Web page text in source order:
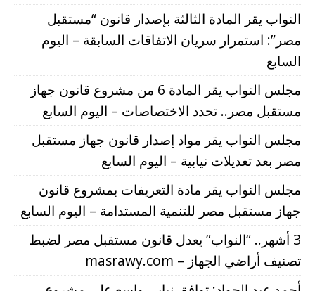
النواب يقر المادة الثالثة بإصدار قانون “مستقبل
مصر”: استمرار سريان الاتفاقات السابقة – اليوم
السابع
مجلس النواب يقر المادة 6 من مشروع قانون جهاز
مستقبل مصر.. تحدد الاختصاصات – اليوم السابع
مجلس النواب يقر مواد إصدار قانون جهاز مستقبل
مصر بعد تعديلات نيابية – اليوم السابع
مجلس النواب يقر مادة التعريفات بمشروع قانون
جهاز مستقبل مصر للتنمية المستدامة – اليوم السابع
3 أشهر.. “النواب” يعدل قانون مستقبل مصر لضبط
تصنيف أراضي الجهاز – masrawy.com